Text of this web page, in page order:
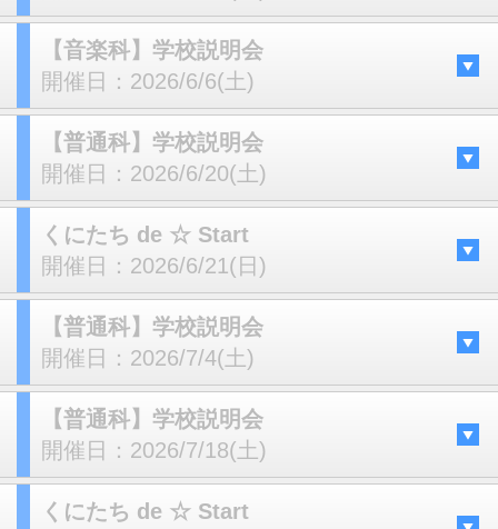
【音楽科】学校説明会
開催日： 2026/6/6(土)
【普通科】学校説明会
開催日： 2026/6/20(土)
くにたち de ☆ Start
開催日： 2026/6/21(日)
【普通科】学校説明会
開催日： 2026/7/4(土)
【普通科】学校説明会
開催日： 2026/7/18(土)
くにたち de ☆ Start